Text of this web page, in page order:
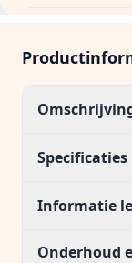
Specificaties
Informatie
Onderhoud